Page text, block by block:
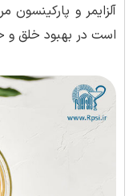
است در بهبود خلق و